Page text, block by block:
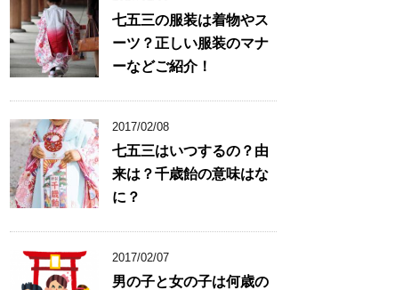
七五三の服装は着物やス
ーツ？正しい服装のマナ
ーなどご紹介！
2017/02/08
七五三はいつするの？由
来は？千歳飴の意味はな
に？
2017/02/07
男の子と女の子は何歳の